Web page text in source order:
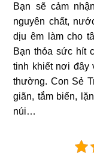
Bạn sẽ cảm
nguyên chất,
dịu êm làm cho
Bạn thỏa sức hít
tinh khiết nơi đây
thường. Con Sẻ
giãn, tắm biển,
núi…